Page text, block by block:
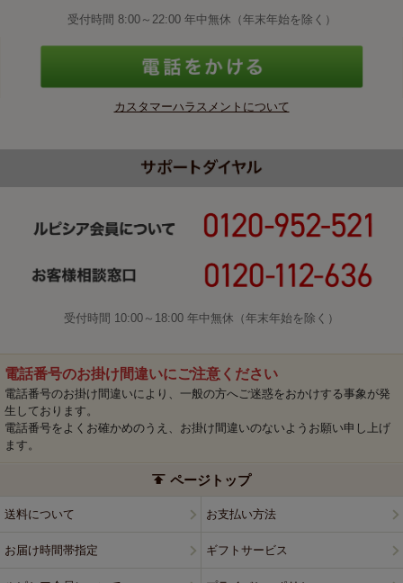
受付時間 8:00～22:00 年中無休（年末年始を除く）
カスタマーハラスメントについて
受付時間 10:00～18:00 年中無休（年末年始を除く）
電話番号のお掛け間違いにご注意ください
電話番号のお掛け間違いにより、一般の方へご迷惑をおかけする事象が発
生しております。
電話番号をよくお確かめのうえ、お掛け間違いのないようお願い申し上げ
ます。
ページトップ
送料について お支払い方法
お届け時間帯指定 ギフトサービス